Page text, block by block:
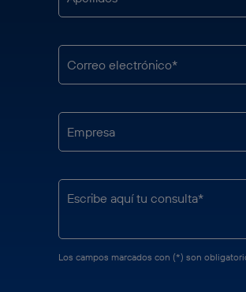
Los campos marcados con (*) son